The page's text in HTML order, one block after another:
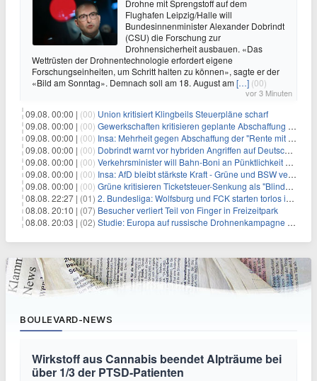
Drohne mit Sprengstoff auf dem
Flughafen Leipzig/Halle will
Bundesinnenminister Alexander Dobrindt
(CSU) die Forschung zur
Drohnensicherheit ausbauen. «Das
Wettrüsten der Drohnentechnologie erfordert eigene
Forschungseinheiten, um Schritt halten zu können», sagte er der
«Bild am Sonntag». Demnach soll am 18. August am[…] (00)
vor 3 Minuten
09.08. 00:00 | (00) Union kritisiert Klingbeils Steuerpläne scharf
09.08. 00:00 | (00) Gewerkschaften kritisieren geplante Abschaffung der "Rente mit 63"
09.08. 00:00 | (00) Insa: Mehrheit gegen Abschaffung der "Rente mit 63"
09.08. 00:00 | (00) Dobrindt warnt vor hybriden Angriffen auf Deutschland
09.08. 00:00 | (00) Verkehrsminister will Bahn-Boni an Pünktlichkeit koppeln
09.08. 00:00 | (00) Insa: AfD bleibt stärkste Kraft - Grüne und BSW verlieren
09.08. 00:00 | (00) Grüne kritisieren Ticketsteuer-Senkung als "Blindflug"
08.08. 22:27 | (01) 2. Bundesliga: Wolfsburg und FCK starten torlos in die Saison
08.08. 20:10 | (07) Besucher verliert Teil von Finger in Freizeitpark
08.08. 20:03 | (02) Studie: Europa auf russische Drohnenkampagne unzureichend vorbereitet
BOULEVARD-NEWS
Wirkstoff aus Cannabis beendet Alpträume bei
über 1/3 der PTSD-Patienten